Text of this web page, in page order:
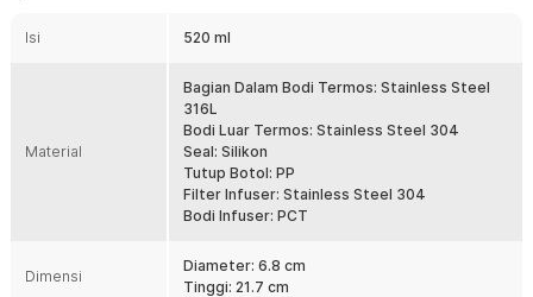
Nikmati Teh dengan Mudah
mudah menggunakan botol minum termos Funjia. Dilengkapi
dengan penyaring teh sehingga Anda bisa minum teh dengan
nikmat tanpa ampas yang mengganggu.
Desain Anti Slip
Botol minum termos dari Funjia dilengkapi dengan alas anti slip
yang terbuat dari silikon. Alas anti slip dapat mencegah botol
cairan yang tidak diinginkan.
Isi 520 ml
Material
Bagian Dalam Bodi Termos: Stainless Steel
316L
Bodi Luar Termos: Stainless Steel 304
Seal: Silikon
Tutup Botol: PP
Filter Infuser: Stainless Steel 304
Bodi Infuser: PCT
Dimensi
Diameter: 6.8 cm
Tinggi: 21.7 cm